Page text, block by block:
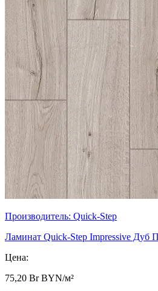
Производитель: Quick-Step
Ламинат Quick-Step Impressive Дуб
Цена:
75,20 BrBYN/м²